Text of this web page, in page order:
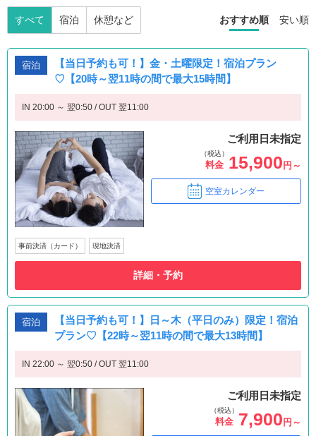
すべて 宿泊 休憩など おすすめ順 安い順
宿泊
【当日予約も可！】金・土曜限定！宿泊プラン
♡【20時～翌11時の間で最大15時間】
IN 20:00 ～ 翌0:50 / OUT 翌11:00
ご利用日未指定
（税込）
料金 15,900 円～
空室カレンダー
事前決済（カード） 現地決済
詳細・予約
宿泊
【当日予約も可！】日～木（平日のみ）限定！宿泊
プラン♡【22時～翌11時の間で最大13時間】
IN 22:00 ～ 翌0:50 / OUT 翌11:00
ご利用日未指定
（税込）
料金 7,900 円～